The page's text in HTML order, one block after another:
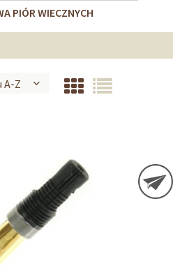
PIÓR WIECZNYCH
A-Z